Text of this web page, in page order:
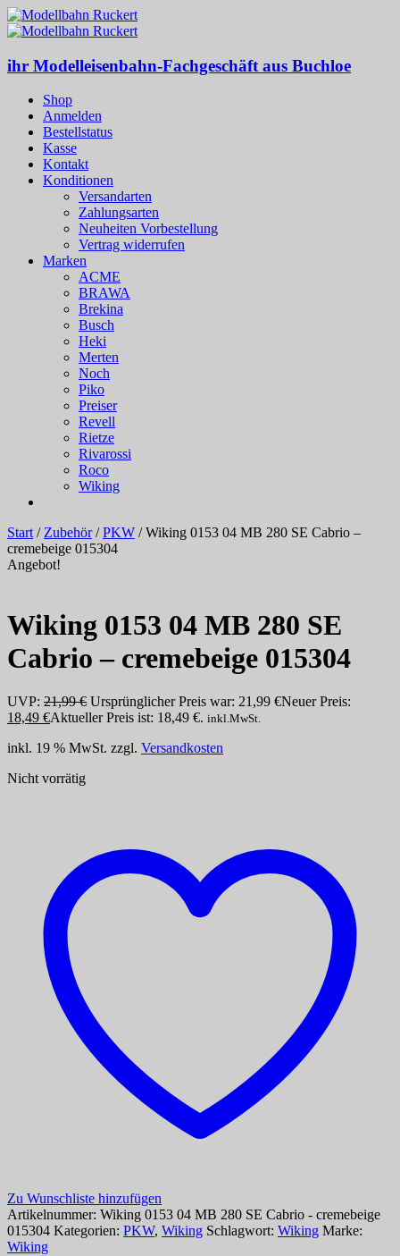
ihr Modelleisenbahn-Fachgeschäft aus Buchloe
Shop
Anmelden
Bestellstatus
Kasse
Kontakt
Konditionen
Versandarten
Zahlungsarten
Neuheiten Vorbestellung
Vertrag widerrufen
Marken
ACME
BRAWA
Brekina
Busch
Heki
Merten
Noch
Piko
Preiser
Revell
Rietze
Rivarossi
Roco
Wiking
Start/Zubehör/PKW / Wiking 0153 04 MB 280 SE Cabrio –
cremebeige 015304
Angebot!
Wiking 0153 04 MB 280 SE
Cabrio – cremebeige 015304
UVP: 21,99€ Ursprünglicher Preis war: 21,99 €Neuer Preis:
18,49 €Aktueller Preis ist: 18,49 €. inkl.MwSt.
inkl. 19 % MwSt. zzgl. Versandkosten
Nicht vorrätig
Zu Wunschliste hinzufügen
Artikelnummer: Wiking 0153 04 MB 280 SE Cabrio - cremebeige
015304 Kategorien: PKW, Wiking Schlagwort: Wiking Marke:
Wiking